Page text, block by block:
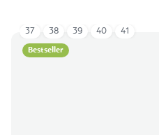
Bestseller
37 38 39 40 41